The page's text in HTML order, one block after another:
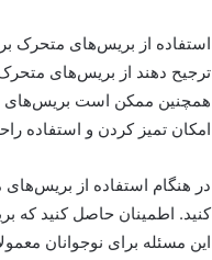
استفاده از بریس‌های متحرک
ترجیح دهند از بریس‌های
همچنین ممکن است بریس‌های
امکان تمیز کردن و استفاده
در هنگام استفاده از
کنید. اطمینان حاصل کنید که
این مسئله برای نوجوانان